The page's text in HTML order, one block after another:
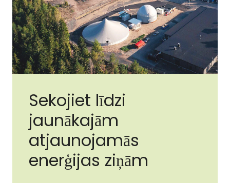
Sekojiet līdzi
jaunākajām
atjaunojamās
enerģijas ziņām